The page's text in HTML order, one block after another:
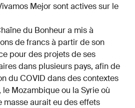
Mejor sont actives sur le
du Bonheur a mis à
de francs à partir de son
pour des projets de ses
dans plusieurs pays, afin de
du COVID dans des contextes
Mozambique ou la Syrie où
masse aurait eu des effets